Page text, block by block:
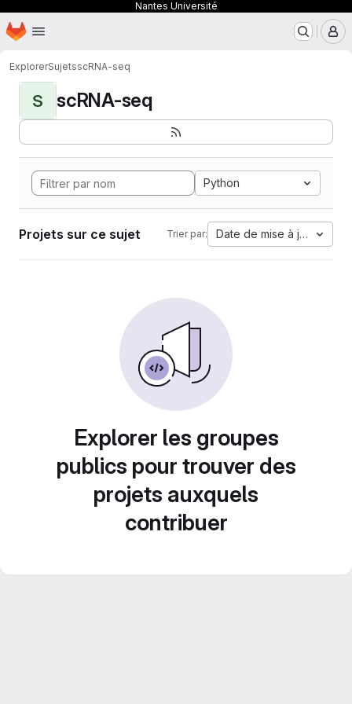
Nantes Université
Passer au contenu principal
Page d'accueil
ExplorerSujetsscRNA-seq
S scRNA-seq
Python
Projets sur ce sujet Trier par: Date de mise à jour
Explorer les groupes
publics pour trouver des
projets auxquels
contribuer